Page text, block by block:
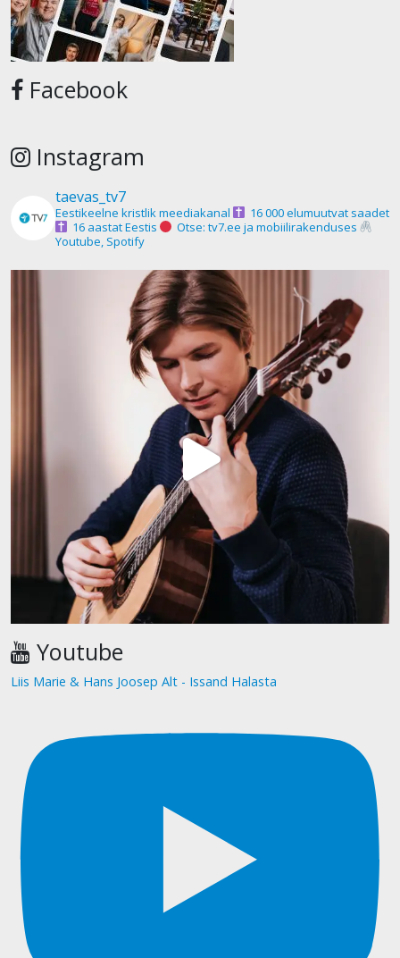
Facebook
Instagram
taevas_tv7
Eestikeelne kristlik meediakanal
16 000 elumuutvat saadet
16 aastat Eestis
Otse: tv7.ee ja mobiilirakenduses
Youtube, Spotify
Youtube
Liis Marie & Hans Joosep Alt - Issand Halasta